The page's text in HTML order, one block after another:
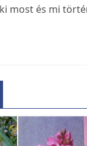
most és mi